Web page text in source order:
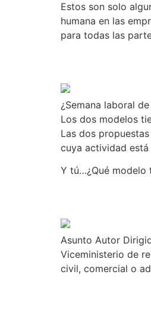
Estos son solo
humana en las
para todas las
¿Semana laboral
Los dos modelos
Las dos
cuya actividad
Y tú…¿Qué modelo
Asunto Autor
Viceministerio de
civil, comercial o